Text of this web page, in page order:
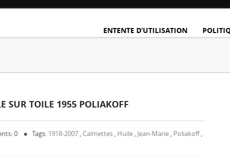
ENTENTE D’UTILISATION
SUR TOILE 1955 POLIAKOFF
0 Tags: 1918-2007 , Calmettes , Huile , Jean-Marie , Poliakoff,